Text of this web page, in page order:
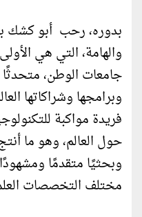
بدوره، رحب أبو كشك
والهامة، التي هي
جامعات الوطن،
وبرامجها وشراكاتها
فريدة مواكبة
حول العالم، وهو ما
وبحثيًا متقدمًا
مختلف التخصصات